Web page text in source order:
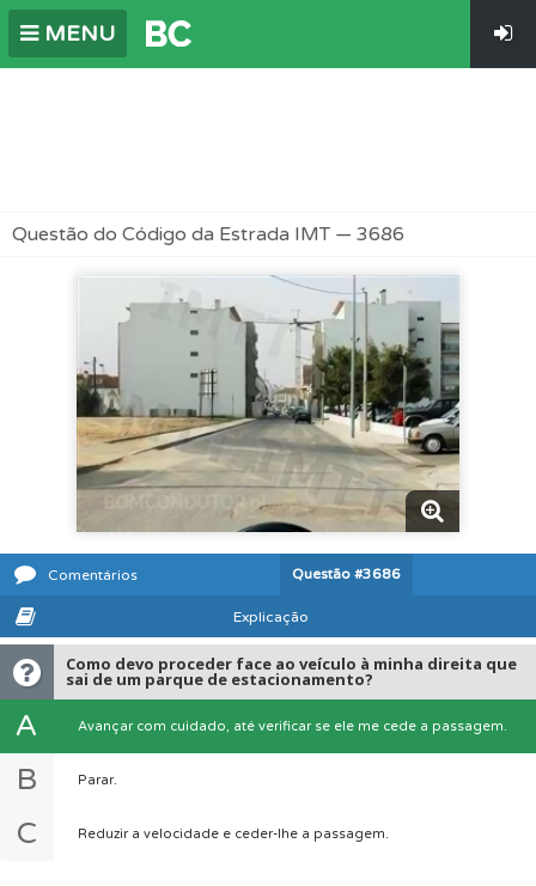
MENU
Questão do Código da Estrada IMT — 3686
Comentários Questão #3686
Explicação
Como devo proceder face ao veículo à minha direita que
sai de um parque de estacionamento?
A Avançar com cuidado, até verificar se ele me cede a passagem.
B Parar.
C Reduzir a velocidade e ceder-lhe a passagem.